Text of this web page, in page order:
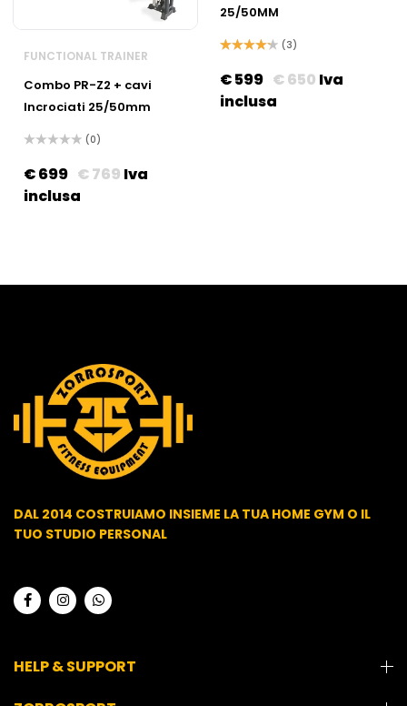
FUNCTIONAL TRAINER
Combo PR-Z2 + cavi
Incrociati 25/50mm
0
su
5
(0)
€769
€699
Iva
inclusa
25/50MM
4.33su 5
(3)
€650
€599
Iva
inclusa
DAL 2014 COSTRUIAMO INSIEME LA TUA HOME GYM O IL
TUO STUDIO PERSONAL
HELP & SUPPORT